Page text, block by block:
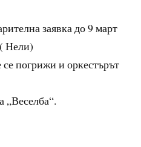
заявка до 9 март
Нели)
погрижи и оркестърът
„Веселба“.